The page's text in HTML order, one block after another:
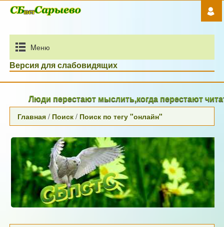
Mеню
Версия для слабовидящих
Люди перестают мыслить,когда перестают
Главная / Поиск / Поиск по тегу "онлайн"